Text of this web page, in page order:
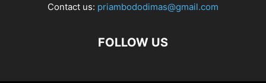
Contact us: priambododimas@gmail.com
FOLLOW US